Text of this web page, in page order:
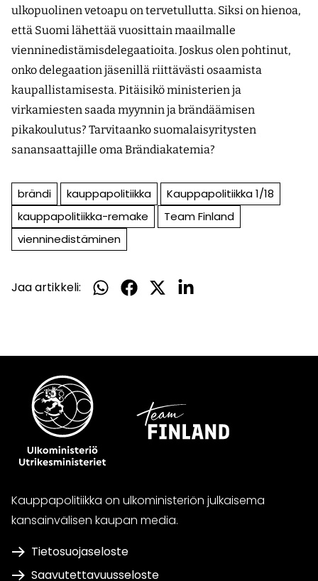
ulkopuolinen vetoapu on tervetullutta. Siksi on hienoa,
että Suomi lähettää vuosittain maailmalle
vienninedistämisdelegaatioita. Joskus olen pohtinut,
onko delegaation jäsenillä riittävästi osaamista
kaupallistamisesta. Pitäisikö ministerien ja
virkamiesten saada myynnin ja brändäämisen
pikakoulutus? Tarvitaanko suomalaisyritysten
sanansaattajille oma Brändiakatemia?
brändi kauppapolitiikka
Kauppapolitiikka 1/18
kauppapolitiikka-remake
Team Finland
vienninedistäminen
Jaa artikkeli:
Jaa
Jaa
Jaa
Jaa
Kauppapolitiikka on ulkoministeriön julkaisema
kansainvälisen kaupan media.
Tietosuojaseloste
Saavutettavuusseloste